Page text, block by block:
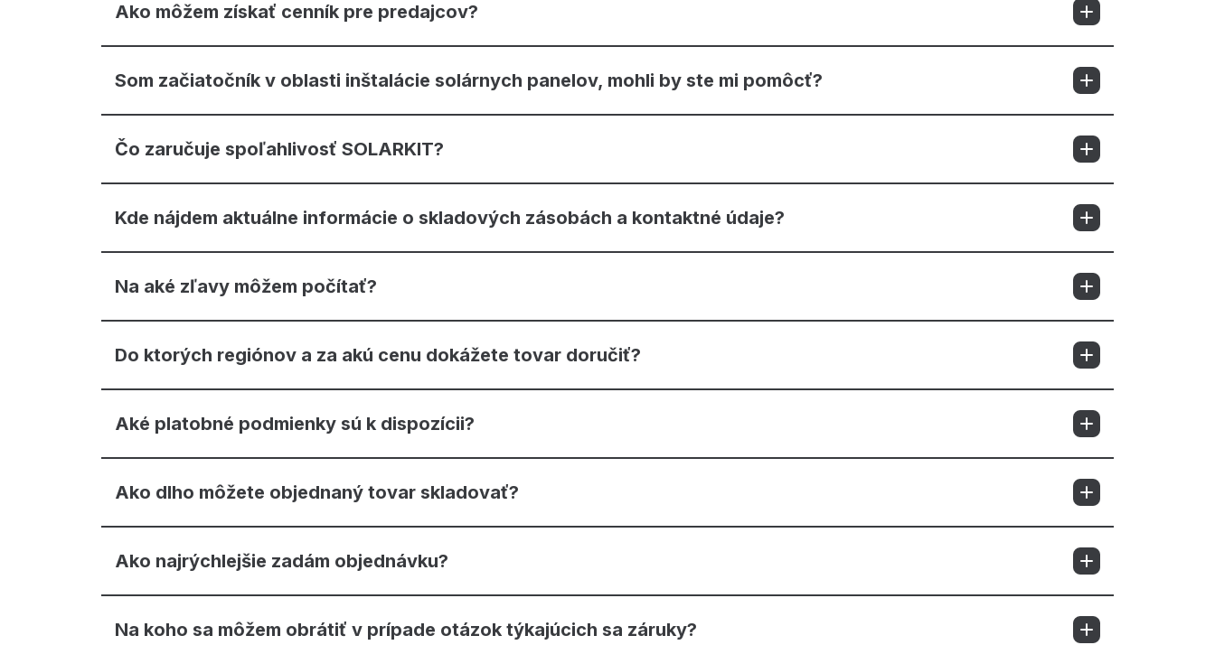
Ako môžem získať cenník pre predajcov?
Som začiatočník v oblasti inštalácie solárnych panelov, mohli by ste mi pomôcť?
Čo zaručuje spoľahlivosť SOLARKIT?
Kde nájdem aktuálne informácie o skladových zásobách a kontaktné údaje?
Na aké zľavy môžem počítať?
Do ktorých regiónov a za akú cenu dokážete tovar doručiť?
Aké platobné podmienky sú k dispozícii?
Ako dlho môžete objednaný tovar skladovať?
Ako najrýchlejšie zadám objednávku?
Na koho sa môžem obrátiť v prípade otázok týkajúcich sa záruky?